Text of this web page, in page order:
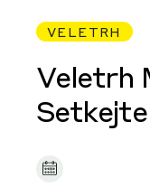
VELETRH
Veletrh
Setkejte